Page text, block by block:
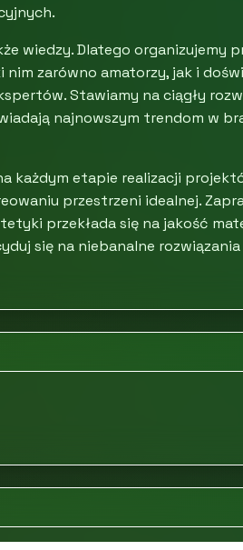
wiedzy. Dlatego organizujemy
zarówno amatorzy, jak i
Stawiamy na ciągły
najnowszym trendom w
każdym etapie realizacji
przestrzeni idealnej.
przekłada się na jakość
się na niebanalne